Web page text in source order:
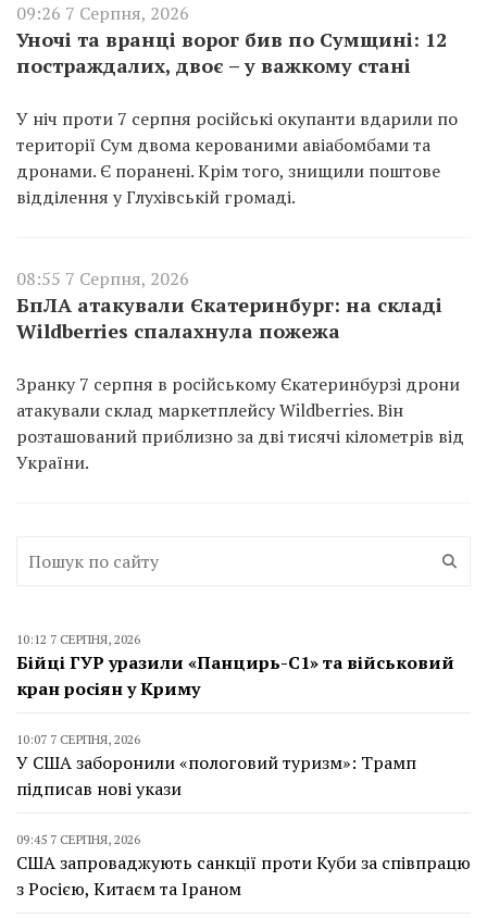
09:26 7 Серпня, 2026
Уночі та вранці ворог бив по Сумщині: 12
постраждалих, двоє – у важкому стані
У ніч проти 7 серпня російські окупанти вдарили по
території Сум двома керованими авіабомбами та
дронами. Є поранені. Крім того, знищили поштове
відділення у Глухівській громаді.
08:55 7 Серпня, 2026
БпЛА атакували Єкатеринбург: на складі
Wildberries спалахнула пожежа
Зранку 7 серпня в російському Єкатеринбурзі дрони
атакували склад маркетплейсу Wildberries. Він
розташований приблизно за дві тисячі кілометрів від
України.
10:12 7 СЕРПНЯ, 2026
Бійці ГУР уразили «Панцирь-С1» та військовий
кран росіян у Криму
10:07 7 СЕРПНЯ, 2026
У США заборонили «пологовий туризм»: Трамп
підписав нові укази
09:45 7 СЕРПНЯ, 2026
США запроваджують санкції проти Куби за співпрацю
з Росією, Китаєм та Іраном